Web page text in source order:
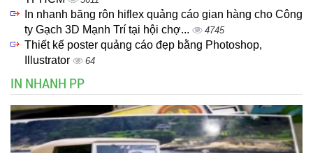
In nhanh băng rôn hiflex quảng cáo gian hàng cho Công
ty Gạch 3D Mạnh Trí tại hội chợ...
4745
Thiết kế poster quảng cáo đẹp bằng Photoshop,
Illustrator
64
IN NHANH PP